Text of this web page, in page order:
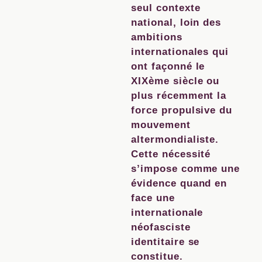
seul contexte
national, loin des
ambitions
internationales qui
ont façonné le
XIXème siècle ou
plus récemment la
force propulsive du
mouvement
altermondialiste.
Cette nécessité
s’impose comme une
évidence quand en
face une
internationale
néofasciste
identitaire se
constitue.